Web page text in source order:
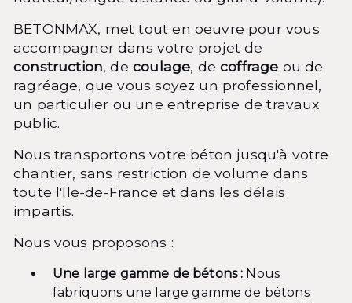
BETONMAX, met tout en oeuvre pour vous
accompagner dans votre projet de
construction, decoulage, decoffrage ou de
ragréage, que vous soyez un professionnel,
un particulier ou une entreprise de travaux
public.
Nous transportons votre béton jusqu'à votre
chantier, sans restriction de volume dans
toute l'Ile-de-France et dans les délais
impartis.
Nous vous proposons :
Une large gamme de bétons : Nous
fabriquons une large gamme de bétons